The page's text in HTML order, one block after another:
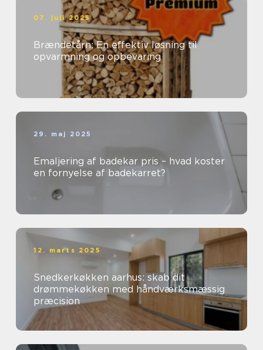
07. juli 2025
Brændetårn: En effektiv løsning til
opvarmning og opbevaring
29. maj 2025
Emaljering af badekar pris – hvad koster
en fornyelse af badekarret?
12. marts 2025
Snedkerkøkken aarhus: skab dit
drømmekøkken med håndværksmæssig
præcision